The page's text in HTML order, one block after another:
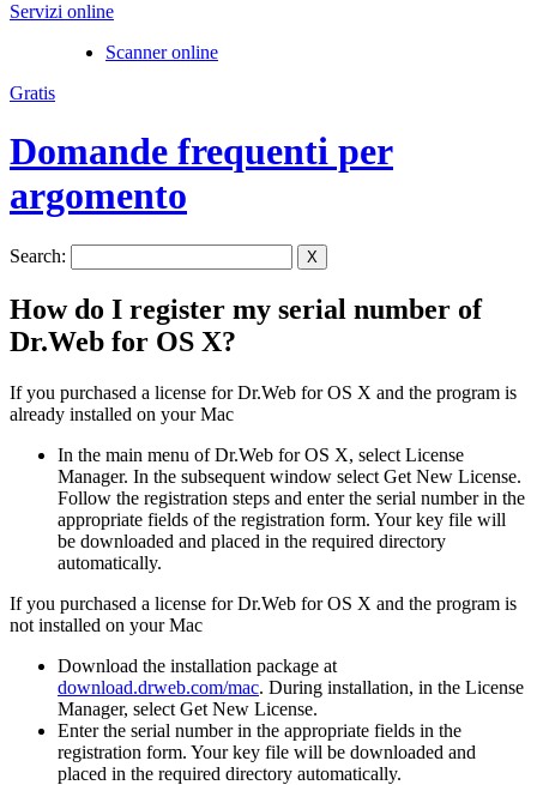
Servizi online
Scanner online
Gratis
Domande frequenti per
argomento
Search: X
How do I register my serial number of
Dr.Web for OS X?
If you purchased a license for Dr.Web for OS X and the program is
already installed on your Mac
In the main menu of Dr.Web for OS X, select License
Manager. In the subsequent window select Get New License.
Follow the registration steps and enter the serial number in the
appropriate fields of the registration form. Your key file will
be downloaded and placed in the required directory
automatically.
If you purchased a license for Dr.Web for OS X and the program is
not installed on your Mac
Download the installation package at
download.drweb.com/mac. During installation, in the License
Manager, select Get New License.
Enter the serial number in the appropriate fields in the
registration form. Your key file will be downloaded and
placed in the required directory automatically.